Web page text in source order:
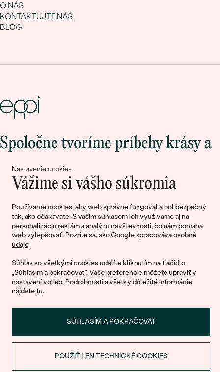
Nastavenie cookies
Vážime si vášho súkromia
Používame cookies, aby web správne fungoval a bol bezpečný
tak, ako očakávate. S vaším súhlasom ich využívame aj na
personalizáciu reklám a analýzu návštevnosti, čo nám pomáha
web vylepšovať. Pozrite sa, akoGoogle spracováva osobné
údaje.
Súhlas so všetkými cookies udelíte kliknutím na tlačidlo
„Súhlasím a pokračovať". Vaše preferencie môžete upraviť v
nastavení volieb. Podrobnosti a všetky dôležité informácie
nájdetetu.
SÚHLASÍM A POKRAČOVAŤ
POUŽIŤ LEN TECHNICKÉ COOKIES
O NÁS
KONTAKTUJTE NÁS
BLOG
Spoločne tvoríme príbehy krásy a
Pripojte sa k nám!
© 2011 - 2026, Eppi.sk